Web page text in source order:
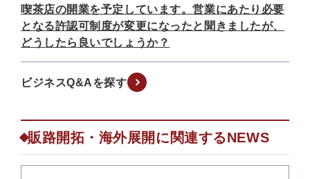
喫茶店の開業を予定しています。営業にあたり必要
となる許認可制度が変更になったと聞きましたが、
どうしたら良いでしょうか？
ビジネスQ&Aを探す
販路開拓・海外展開に関連するNEWS